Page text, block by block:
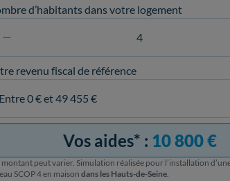
d’habitants dans votre logement
revenu fiscal de référence
Vos aides* : 10 800 €
montant peut varier. Simulation réalisée pour l’installation
SCOP 4 en maisondans les Hauts-de-Seine.